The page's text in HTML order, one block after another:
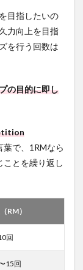
目指したいの
力向上を目指
を行う回数は
の目的に即し
葉で、1RMなら
とを繰り返し
RM）
回
15回